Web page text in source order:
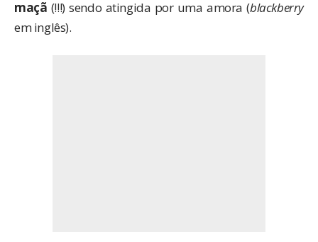
maçã (!!!) sendo atingida por uma amora (blackberry
em inglês).